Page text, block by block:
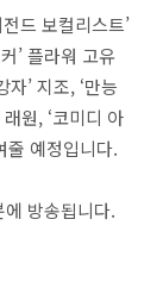
드 보컬리스트’
’ 플라워 고유
’ 지조, ‘만능
원, ‘코미디 아
줄 예정입니다.
방송됩니다.